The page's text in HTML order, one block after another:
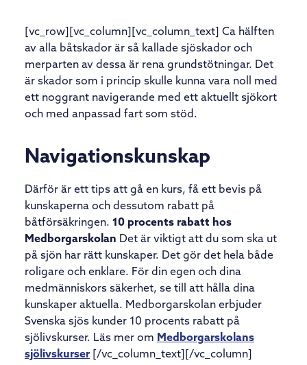
[vc_row][vc_column][vc_column_text] Ca hälften
av alla båtskador är så kallade sjöskador och
merparten av dessa är rena grundstötningar. Det
är skador som i princip skulle kunna vara noll med
ett noggrant navigerande med ett aktuellt sjökort
och med anpassad fart som stöd.
Navigationskunskap
Därför är ett tips att gå en kurs, få ett bevis på
kunskaperna och dessutom rabatt på
båtförsäkringen. 10 procents rabatt hos
Medborgarskolan Det är viktigt att du som ska ut
på sjön har rätt kunskaper. Det gör det hela både
roligare och enklare. För din egen och dina
medmänniskors säkerhet, se till att hålla dina
kunskaper aktuella. Medborgarskolan erbjuder
Svenska sjös kunder 10 procents rabatt på
sjölivskurser. Läs mer om Medborgarskolans
sjölivskurser[/vc_column_text][/vc_column]